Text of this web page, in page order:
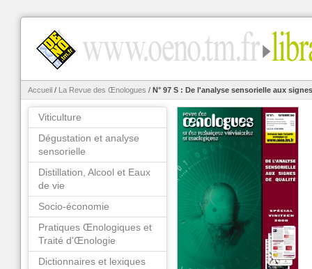
Accueil / La Revue des Œnologues / N° 97 S : De l'analyse sensorielle aux
Viticulture
Dégustation et analyse
sensorielle
Distillation, Alcool et Eaux
de vie
Socio-économie
Pratiques Œnologiques et
Traité d'Œnologie
Dictionnaires et lexiques